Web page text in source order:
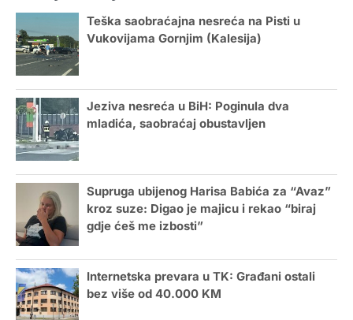
Teška saobraćajna nesreća na Pisti u
Vukovijama Gornjim (Kalesija)
Jeziva nesreća u BiH: Poginula dva
mladića, saobraćaj obustavljen
Supruga ubijenog Harisa Babića za “Avaz”
kroz suze: Digao je majicu i rekao “biraj
gdje ćeš me izbosti”
Internetska prevara u TK: Građani ostali
bez više od 40.000 KM